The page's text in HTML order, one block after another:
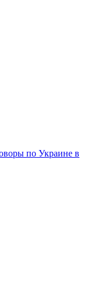
по Украине в